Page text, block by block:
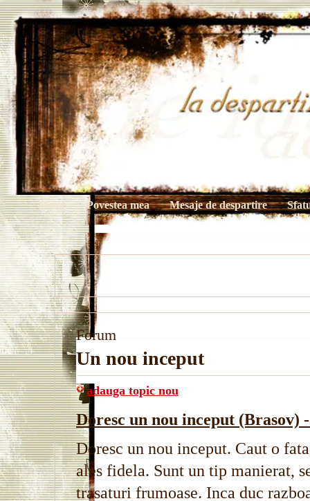
Home Povestea mea Mesaje de despartire
Forum
Un nou inceput
adauga topic nou
Doresc un nou inceput (Brasov)
Doresc un nou inceput. Caut o
ales fidela. Sunt un tip manierat,
trasaturi frumoase. Inca duc